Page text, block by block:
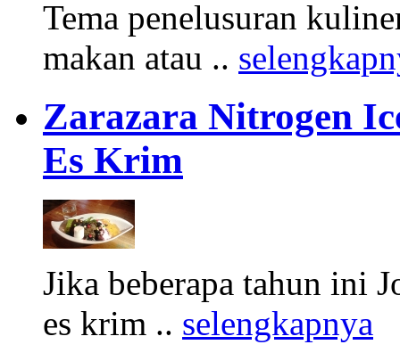
Tema penelusuran
makan atau ..
Zarazara Nitrogen
Es Krim
Jika beberapa tahun ini
es krim .. selengkapnya